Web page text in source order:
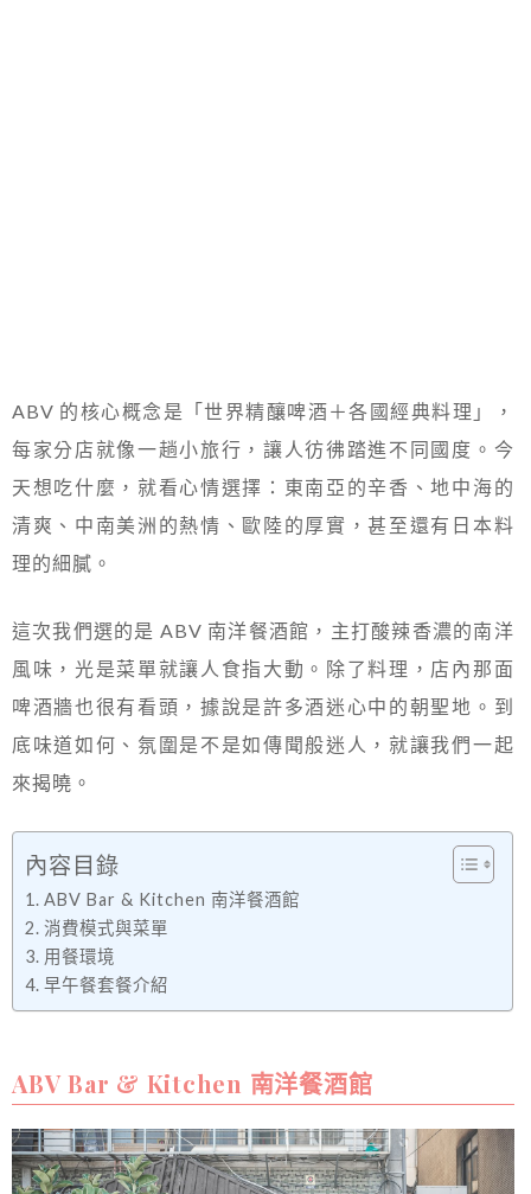
ABV 的核心概念是「世界精釀啤酒＋各國經典料理」，
每家分店就像一趟小旅行，讓人彷彿踏進不同國度。今
天想吃什麼，就看心情選擇：東南亞的辛香、地中海的
清爽、中南美洲的熱情、歐陸的厚實，甚至還有日本料
理的細膩。
這次我們選的是 ABV 南洋餐酒館，主打酸辣香濃的南洋
風味，光是菜單就讓人食指大動。除了料理，店內那面
啤酒牆也很有看頭，據說是許多酒迷心中的朝聖地。到
底味道如何、氛圍是不是如傳聞般迷人，就讓我們一起
來揭曉。
內容目錄
ABV Bar & Kitchen 南洋餐酒館
消費模式與菜單
用餐環境
早午餐套餐介紹
ABV Bar & Kitchen 南洋餐酒館